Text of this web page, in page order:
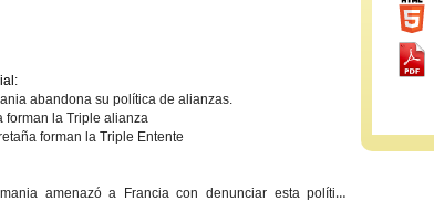
:
abandona su política de alianzas.
forman la Triple alianza
forman la Triple Entente
amenazó a Francia con denunciar esta política